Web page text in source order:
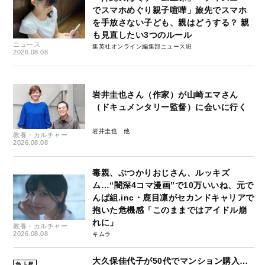
ニュース
2026.08.08
でスマホめぐり親子喧嘩」旅先でスマホ
を手放さない子ども、親はどうする？ 親
も見直したい3つのルール
集英社オンライン編集部ニュース班
教養・カルチャー
2026.08.08
岩井圭也さん（作家）が山崎エマさん
（ドキュメンタリー監督）に会いに行く
岩井圭也
教養・カルチャー
2026.08.08
毒親、ぶつかりおじさん、ルッキズ
ム…“闇深4コマ漫画”で10万いいね、元で
んぱ組.inc・鹿目凛がセカンドキャリアで
抱いた危機感「このままではアイドル崩
れに」
キムラ
大久保佳代子が50代でマンション購入…